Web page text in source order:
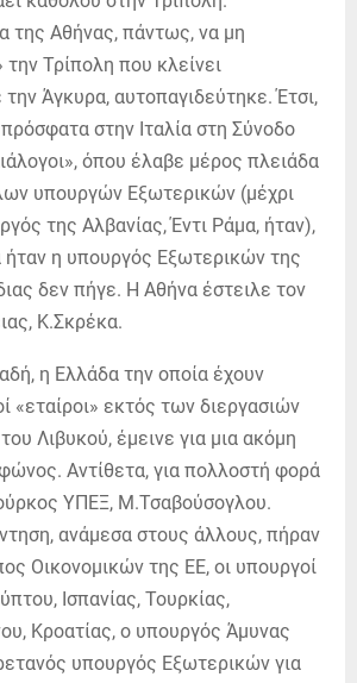
της Αθήνας, πάντως, να μη
την Τρίπολη που κλείνει
Άγκυρα, αυτοπαγιδεύτηκε. Έτσι,
στην Ιταλία στη Σύνοδο
όπου έλαβε μέρος πλειάδα
υπουργών Εξωτερικών (μέχρι
της Αλβανίας, Έντι Ράμα, ήταν),
η υπουργός Εξωτερικών της
δεν πήγε. Η Αθήνα έστειλε τον
Κ.Σκρέκα.
η Ελλάδα την οποία έχουν
«εταίροι» εκτός των διεργασιών
Λιβυκού, έμεινε για μια ακόμη
Αντίθετα, για πολλοστή φορά
ΥΠΕΞ, Μ.Τσαβούσογλου.
ανάμεσα στους άλλους, πήραν
Οικονομικών της ΕΕ, οι υπουργοί
Ισπανίας, Τουρκίας,
Κροατίας, ο υπουργός Άμυνας
υπουργός Εξωτερικών για